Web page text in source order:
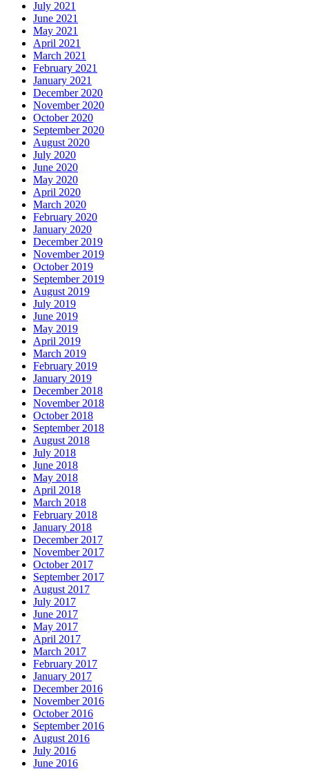
July 2021
June 2021
May 2021
April 2021
March 2021
February 2021
January 2021
December 2020
November 2020
October 2020
September 2020
August 2020
July 2020
June 2020
May 2020
April 2020
March 2020
February 2020
January 2020
December 2019
November 2019
October 2019
September 2019
August 2019
July 2019
June 2019
May 2019
April 2019
March 2019
February 2019
January 2019
December 2018
November 2018
October 2018
September 2018
August 2018
July 2018
June 2018
May 2018
April 2018
March 2018
February 2018
January 2018
December 2017
November 2017
October 2017
September 2017
August 2017
July 2017
June 2017
May 2017
April 2017
March 2017
February 2017
January 2017
December 2016
November 2016
October 2016
September 2016
August 2016
July 2016
June 2016